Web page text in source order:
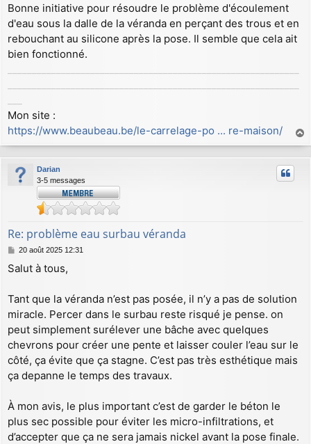
g
e
Bonne initiative pour résoudre le problème d'écoulement
d'eau sous la dalle de la véranda en perçant des trous et en
rebouchant au silicone après la pose. Il semble que cela ait
bien fonctionné.
Mon site :
https://www.beaubeau.be/le-carrelage-po ... re-maison/
a
u
Darian
3-5 messages
Re: problème eau surbau véranda
M
s
g
e
20 août 2025 12:31
Salut à tous,
Tant que la véranda n’est pas posée, il n’y a pas de solution
miracle. Percer dans le surbau reste risqué je pense. on
peut simplement surélever une bâche avec quelques
chevrons pour créer une pente et laisser couler l’eau sur le
côté, ça évite que ça stagne. C’est pas très esthétique mais
ça depanne le temps des travaux.
À mon avis, le plus important c’est de garder le béton le
plus sec possible pour éviter les micro-infiltrations, et
d’accepter que ça ne sera jamais nickel avant la pose finale.